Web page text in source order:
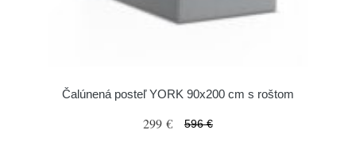
Čalúnená posteľ YORK 90x200 cm s roštom
299 € 596 €